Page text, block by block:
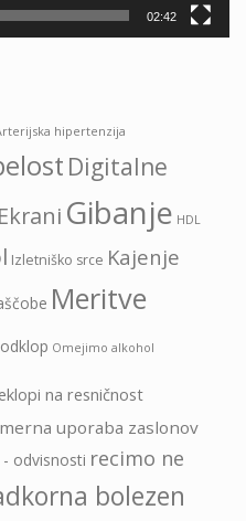
02:42
hipertenzija
Digitalne
Ekrani Gibanje HDL
Izletniško srce Kajenje
Meritve
odklop Omejimo alkohol
na resničnost
uporaba zaslonov
odvisnosti recimo ne
bolezen